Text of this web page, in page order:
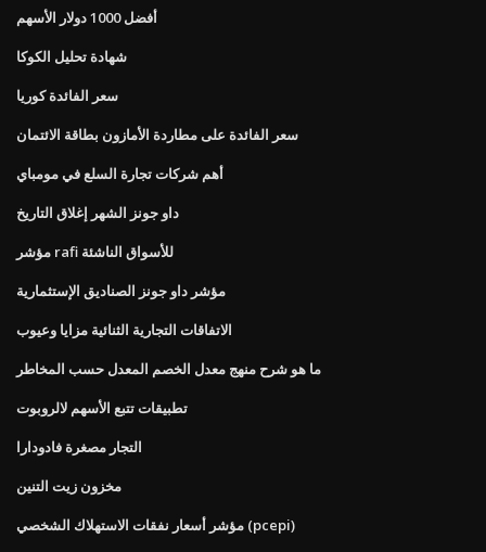
أفضل 1000 دولار الأسهم
شهادة تحليل الكوكا
سعر الفائدة كوريا
سعر الفائدة على مطاردة الأمازون بطاقة الائتمان
أهم شركات تجارة السلع في مومباي
داو جونز الشهر إغلاق التاريخ
مؤشر rafi للأسواق الناشئة
مؤشر داو جونز الصناديق الإستثمارية
الاتفاقات التجارية الثنائية مزايا وعيوب
ما هو شرح منهج معدل الخصم المعدل حسب المخاطر
تطبيقات تتبع الأسهم لالروبوت
التجار مصغرة فادودارا
مخزون زيت التنين
مؤشر أسعار نفقات الاستهلاك الشخصي (pcepi)